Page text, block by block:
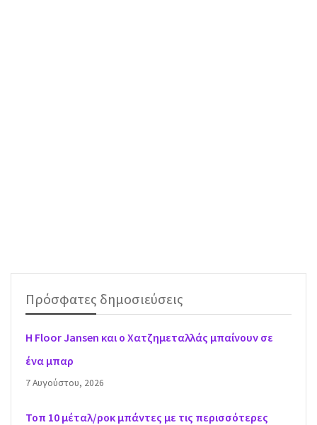
Πρόσφατες δημοσιεύσεις
H Floor Jansen και ο Χατζημεταλλάς μπαίνουν σε
ένα μπαρ
7 Αυγούστου, 2026
Τοπ 10 μέταλ/ροκ μπάντες με τις περισσότερες